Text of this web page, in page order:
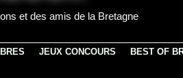
et des amis de la Bretagne
JEUX CONCOURS
BEST OF